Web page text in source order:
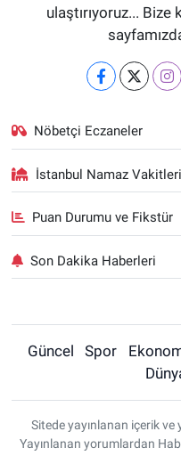
ulaştırıyoruz...
Nöbetçi Eczaneler
İstanbul Namaz Vakitleri
Puan Durumu ve Fikstür
Son Dakika Haberleri
Güncel Spor
Sitede yayınlanan içerik
Yayınlanan yorumlardan